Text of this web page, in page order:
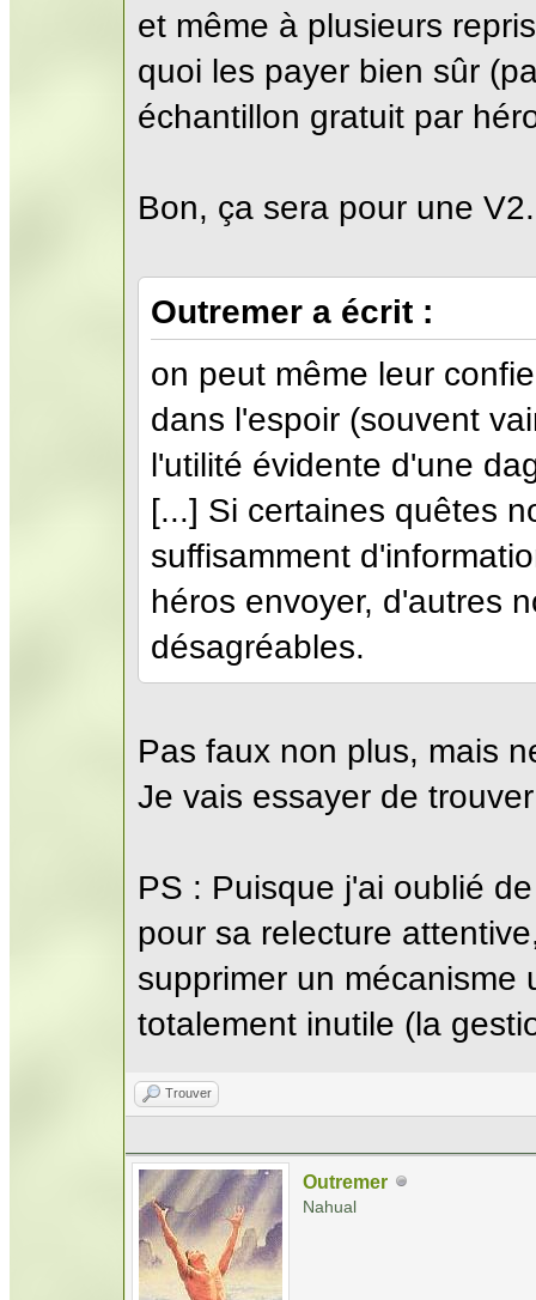
et même à plusieurs
quoi les payer bien sûr
échantillon gratuit par
Bon, ça sera pour une V2.
Outremer a écrit :
on peut même leur
dans l'espoir (souvent
l'utilité évidente d'une
[...] Si certaines quêtes
suffisamment
héros envoyer, d'autres
désagréables.
Pas faux non plus, mais
Je vais essayer de
PS : Puisque j'ai oublié
pour sa relecture
supprimer un mécanisme
totalement inutile (la
Trouver
Outremer
Nahual